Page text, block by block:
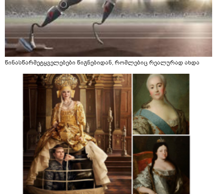
წინასწარმეტყველებები წიგნებიდან, რომლებიც რეალურად ახდა